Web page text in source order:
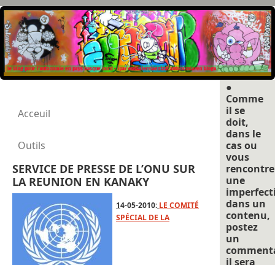
Acceuil
Outils
SERVICE DE PRESSE DE L’ONU SUR
LA REUNION EN KANAKY
14-05-2010: LE COMITÉ
SPÉCIAL DE LA
●
Comme
il se
doit,
dans le
cas ou
vous
une
dans un
contenu,
postez
un
il sera